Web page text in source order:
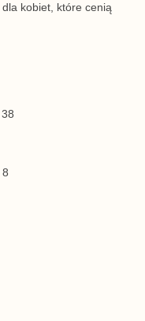
kobiet, które cenią